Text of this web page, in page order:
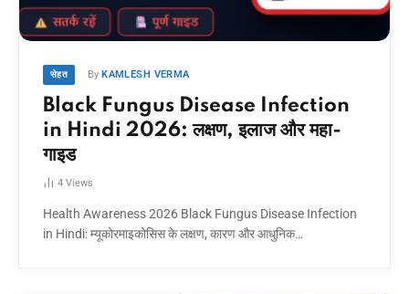
सेहत By KAMLESH VERMA
Black Fungus Disease Infection
in Hindi 2026: लक्षण, इलाज और महा-
गाइड
4 Views
Health Awareness 2026 Black Fungus Disease Infection
in Hindi: म्यूकोरमाइकोसिस के लक्षण, कारण और आधुनिक…